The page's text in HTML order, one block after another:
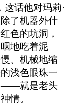
这话他对玛莉·
了机器外什
色的坑洞，
地吃着泥
、机械地缩
浅色眼珠一
——就是老头
情。